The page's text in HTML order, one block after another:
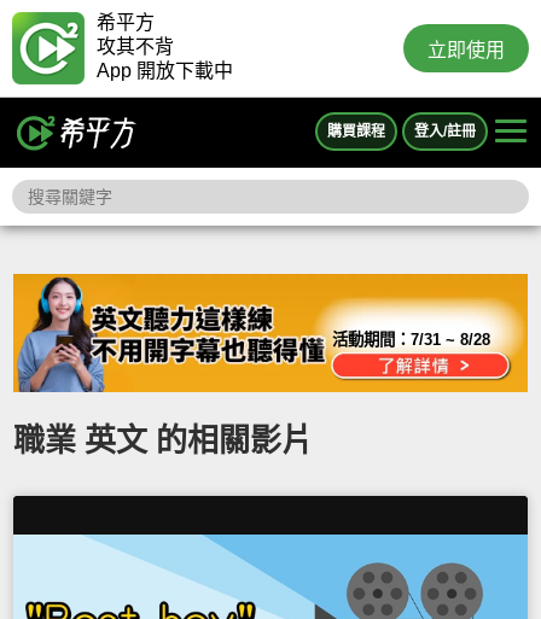
希平方
攻其不背
App 開放下載中
立即使用
購買課程 登入/註冊
活動期間：7/31 ~ 8/28
職業 英文 的相關影片